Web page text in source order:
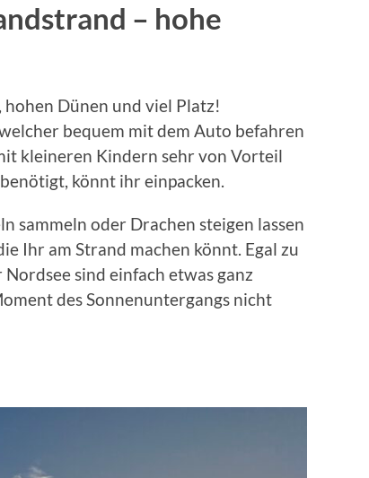
– hohe
Dünen und viel Platz!
bequem mit dem Auto befahren
kleineren Kindern sehr von Vorteil
könnt ihr einpacken.
sammeln oder Drachen steigen lassen
Ihr am Strand machen könnt. Egal zu
sind einfach etwas ganz
des Sonnenuntergangs nicht